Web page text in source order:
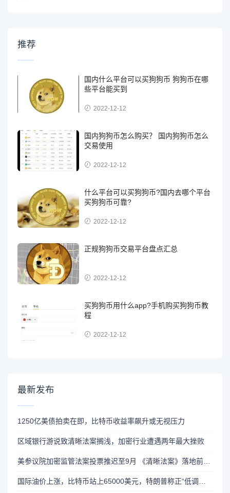
推荐
国内什么平台可以买狗狗币 狗狗币在哪
些平台能买到
2022-12-12
国内狗狗币怎么购买？ 国内狗狗币怎么
交易使用
2022-12-12
什么平台可以买狗狗币?国内去哪个平台
买狗狗币可靠?
2022-12-12
正规狗狗币交易平台盘点汇总
2022-12-12
买狗狗币用什么app?手机购买狗狗币教
程
2022-12-12
最新发布
1250亿美债拍卖在即，比特币收益率飙升或无视压力
区域银行游说致清晰法案搁浅，加密行业遭遇两年最大挫败
美参议院加密监管法案投票推迟至9月 《清晰法案》落地前景不容乐观
国际油价上涨，比特币站上65000美元，特朗普称正“低调处理”伊朗问题